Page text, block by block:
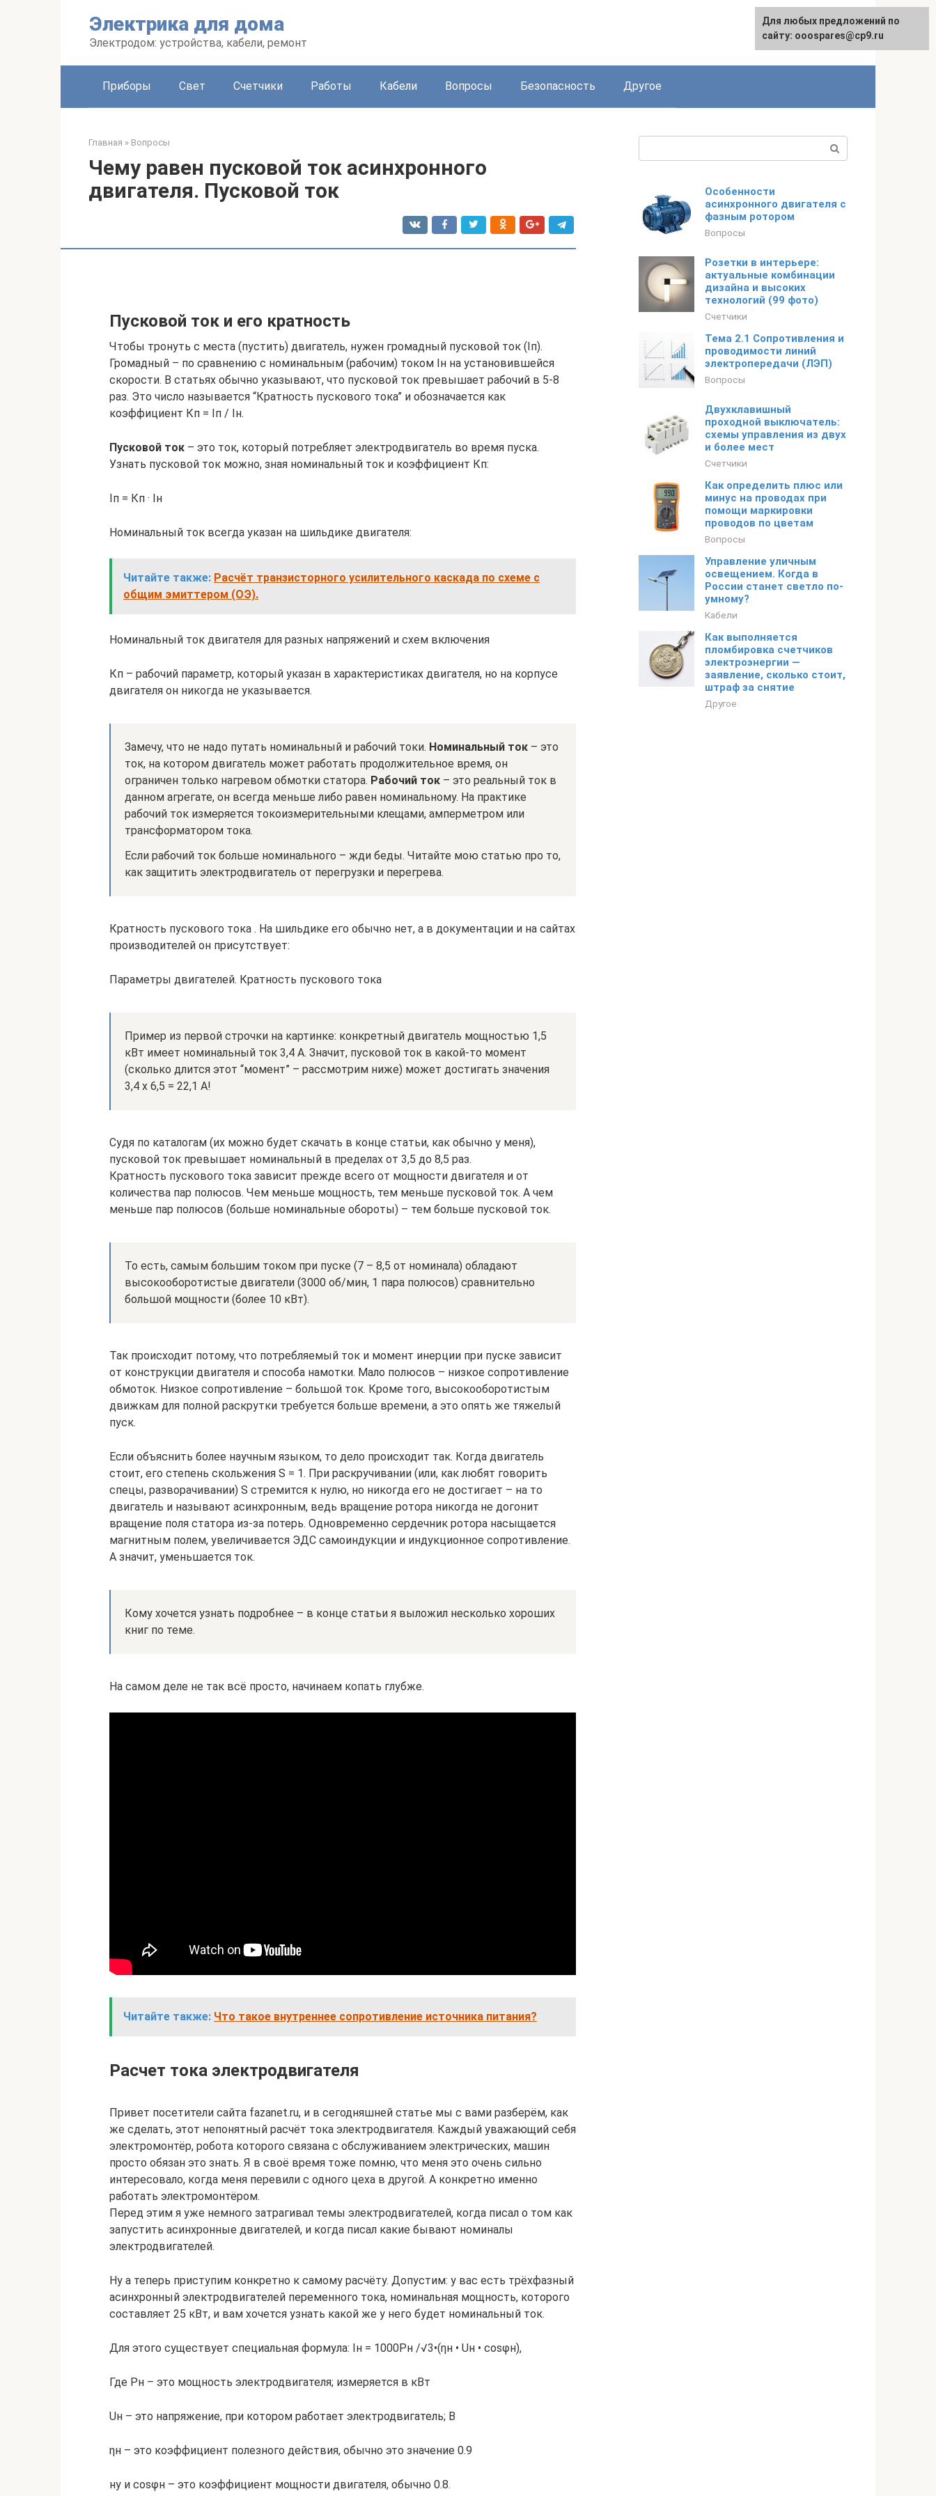
Электрика для дома
Электродом: устройства, кабели, ремонт
English
Приборы Свет Счетчики Работы Кабели Вопросы Безопасность Другое
Главная » Вопросы
Чему равен пусковой ток асинхронного
двигателя. Пусковой ток
Пусковой ток и его кратность
Чтобы тронуть с места (пустить) двигатель, нужен громадный пусковой ток (Iп).
Громадный – по сравнению с номинальным (рабочим) током Iн на установившейся
скорости. В статьях обычно указывают, что пусковой ток превышает рабочий в 5-8
раз. Это число называется “Кратность пускового тока” и обозначается как
коэффициент Кп = Iп / Iн.
Пусковой ток – это ток, который потребляет электродвигатель во время пуска.
Узнать пусковой ток можно, зная номинальный ток и коэффициент Кп:
Iп = Кп · Iн
Номинальный ток всегда указан на шильдике двигателя:
Читайте также: Расчёт транзисторного усилительного каскада по схеме с
общим эмиттером (ОЭ).
Номинальный ток двигателя для разных напряжений и схем включения
Кп – рабочий параметр, который указан в характеристиках двигателя, но на корпусе
двигателя он никогда не указывается.
Замечу, что не надо путать номинальный и рабочий токи. Номинальный ток – это
ток, на котором двигатель может работать продолжительное время, он
ограничен только нагревом обмотки статора. Рабочий ток – это реальный ток в
данном агрегате, он всегда меньше либо равен номинальному. На практике
рабочий ток измеряется токоизмерительными клещами, амперметром или
трансформатором тока.
Если рабочий ток больше номинального – жди беды. Читайте мою статью про то,
как защитить электродвигатель от перегрузки и перегрева.
Кратность пускового тока . На шильдике его обычно нет, а в документации и на сайтах
производителей он присутствует:
Параметры двигателей. Кратность пускового тока
Пример из первой строчки на картинке: конкретный двигатель мощностью 1,5
кВт имеет номинальный ток 3,4 А. Значит, пусковой ток в какой-то момент
(сколько длится этот “момент” – рассмотрим ниже) может достигать значения
3,4 х 6,5 = 22,1 А!
Судя по каталогам (их можно будет скачать в конце статьи, как обычно у меня),
пусковой ток превышает номинальный в пределах от 3,5 до 8,5 раз.
Кратность пускового тока зависит прежде всего от мощности двигателя и от
количества пар полюсов. Чем меньше мощность, тем меньше пусковой ток. А чем
меньше пар полюсов (больше номинальные обороты) – тем больше пусковой ток.
То есть, самым большим током при пуске (7 – 8,5 от номинала) обладают
высокооборотистые двигатели (3000 об/мин, 1 пара полюсов) сравнительно
большой мощности (более 10 кВт).
Так происходит потому, что потребляемый ток и момент инерции при пуске зависит
от конструкции двигателя и способа намотки. Мало полюсов – низкое сопротивление
обмоток. Низкое сопротивление – большой ток. Кроме того, высокооборотистым
движкам для полной раскрутки требуется больше времени, а это опять же тяжелый
пуск.
Если объяснить более научным языком, то дело происходит так. Когда двигатель
стоит, его степень скольжения S = 1. При раскручивании (или, как любят говорить
спецы, разворачивании) S стремится к нулю, но никогда его не достигает – на то
двигатель и называют асинхронным, ведь вращение ротора никогда не догонит
вращение поля статора из-за потерь. Одновременно сердечник ротора насыщается
магнитным полем, увеличивается ЭДС самоиндукции и индукционное сопротивление.
А значит, уменьшается ток.
Кому хочется узнать подробнее – в конце статьи я выложил несколько хороших
книг по теме.
На самом деле не так всё просто, начинаем копать глубже.
Читайте также: Что такое внутреннее сопротивление источника питания?
Расчет тока электродвигателя
Привет посетители сайта fazanet.ru, и в сегодняшней статье мы с вами разберём, как
же сделать, этот непонятный расчёт тока электродвигателя. Каждый уважающий себя
электромонтёр, робота которого связана с обслуживанием электрических, машин
просто обязан это знать. Я в своё время тоже помню, что меня это очень сильно
интересовало, когда меня перевили с одного цеха в другой. А конкретно именно
работать электромонтёром.
Перед этим я уже немного затрагивал темы электродвигателей, когда писал о том как
запустить асинхронные двигателей, и когда писал какие бывают номиналы
электродвигателей.
Ну а теперь приступим конкретно к самому расчёту. Допустим: у вас есть трёхфазный
асинхронный электродвигателей переменного тока, номинальная мощность, которого
составляет 25 кВт, и вам хочется узнать какой же у него будет номинальный ток.
Для этого существует специальная формула: Iн = 1000Pн /√3•(ηн • Uн • cosφн),
Где Pн – это мощность электродвигателя; измеряется в кВт
Uн – это напряжение, при котором работает электродвигатель; В
ηн – это коэффициент полезного действия, обычно это значение 0.9
ну и cosφн – это коэффициент мощности двигателя, обычно 0.8.
Особенности
асинхронного двигателя с
фазным ротором
Вопросы
Розетки в интерьере:
актуальные комбинации
дизайна и высоких
технологий (99 фото)
Счетчики
Тема 2.1 Сопротивления и
проводимости линий
электропередачи (ЛЭП)
Вопросы
Двухклавишный
проходной выключатель:
схемы управления из двух
и более мест
Счетчики
Как определить плюс или
минус на проводах при
помощи маркировки
проводов по цветам
Вопросы
Управление уличным
освещением. Когда в
России станет светло по-
умному?
Кабели
Как выполняется
пломбировка счетчиков
электроэнергии —
заявление, сколько стоит,
штраф за снятие
Другое
Для любых предложений по
сайту: ooospares@cp9.ru